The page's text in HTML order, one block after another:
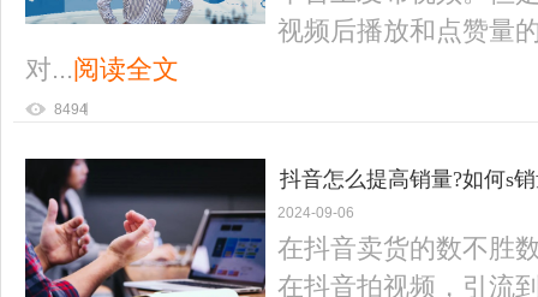
视频后播放和点赞量
对...阅读全文
8494
抖音怎么提高销量?如何s
2024-09-06
在抖音卖货的数不胜
在抖音拍视频，引流